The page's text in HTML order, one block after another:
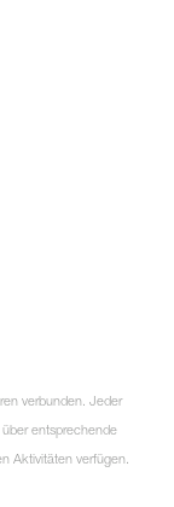
verbunden. Jeder
entsprechende
Aktivitäten verfügen.